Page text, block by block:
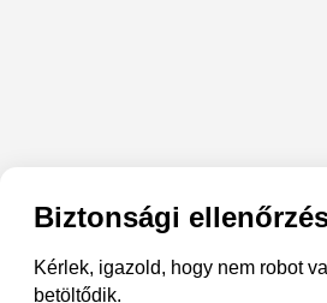
Biztonsági
Kérlek, igazold, hogy nem robot
betöltődik.